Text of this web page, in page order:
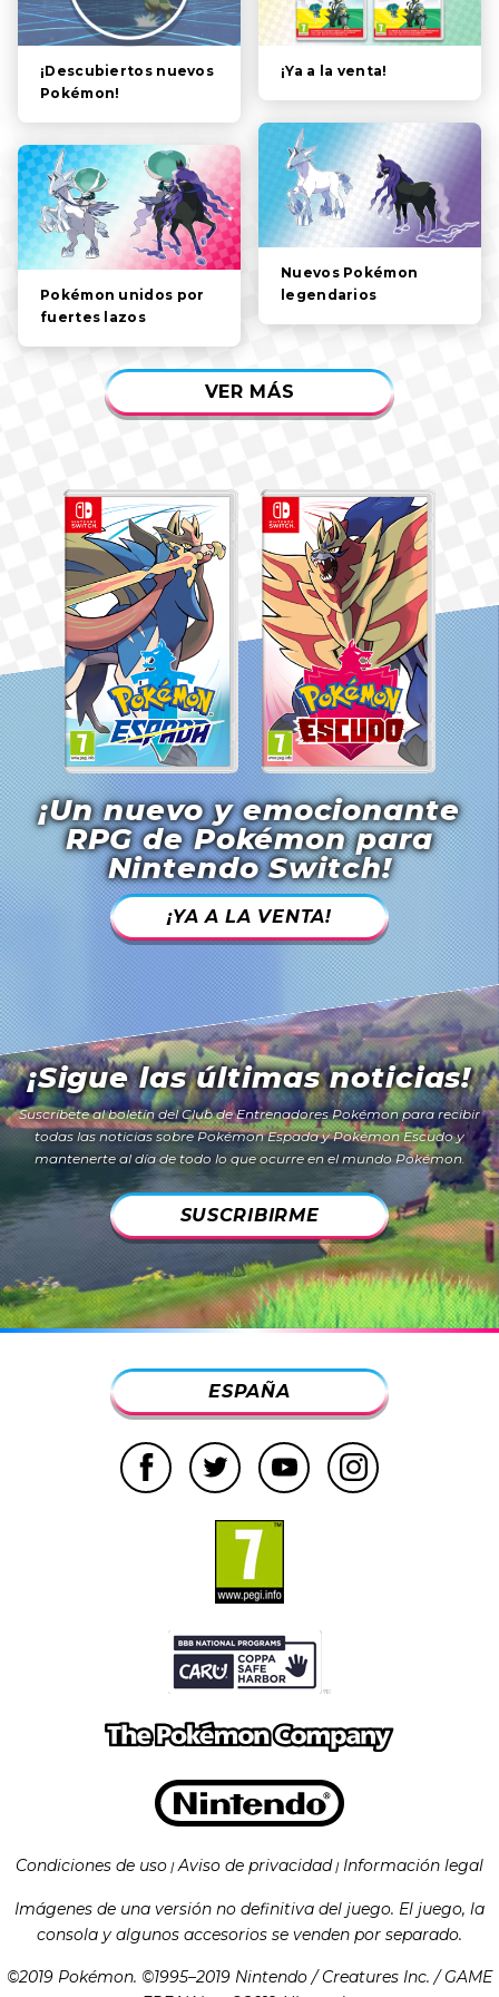
POKÉMON
PERSONAJES
SISTEMA DE JUEGO
VÍDEOS
¡Descubiertos nuevos
Pokémon!
¡Ya a la venta!
Nuevos Pokémon
legendarios
Pokémon unidos por
fuertes lazos
VER MÁS
¡Un nuevo y emocionante
RPG de Pokémon para
Nintendo Switch!
¡YA A LA VENTA!
¡Sigue las últimas noticias!
Suscríbete al boletín del Club de Entrenadores Pokémon para recibir
todas las noticias sobrePokémon EspadayPokémon Escudoy
mantenerte al día de todo lo que ocurre en el mundo Pokémon.
SUSCRIBIRME
ESPAÑA
Condiciones de uso | Aviso de privacidad | Información legal
Imágenes de una versión no definitiva del juego. El juego, la
consola y algunos accesorios se venden por separado.
©2019 Pokémon. ©1995–2019 Nintendo / Creatures Inc. / GAME